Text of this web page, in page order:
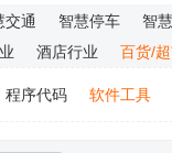
交通 智慧停车
智
酒店行业 百货/
程序代码 软件工具